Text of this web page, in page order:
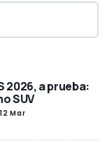
2026, a prueba:
SUV
12 Mar